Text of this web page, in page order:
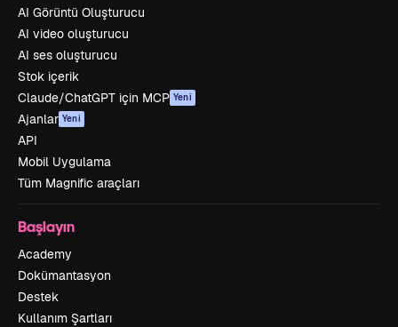
AI Görüntü Oluşturucu
AI video oluşturucu
AI ses oluşturucu
Stok içerik
Claude/ChatGPT için MCP Yeni
Ajanlar Yeni
API
Mobil Uygulama
Tüm Magnific araçları
Başlayın
Academy
Dokümantasyon
Destek
Kullanım Şartları